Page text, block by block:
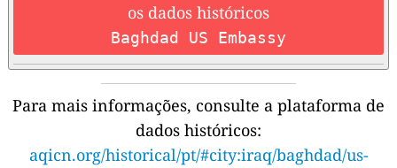
os dados históricos
Baghdad US Embassy
Para mais informações, consulte a plataforma de
dados históricos:
aqicn.org/historical/pt/#city:iraq/baghdad/us-